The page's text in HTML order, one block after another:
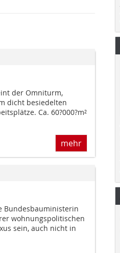
der Omniturm,
dicht besiedelten
Ca. 60?000?m²
mehr
Bundesbauministerin
wohnungspolitischen
sein, auch nicht in